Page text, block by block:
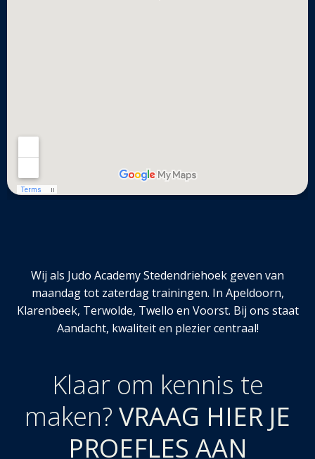
Wij als Judo Academy Stedendriehoek geven van
maandag tot zaterdag trainingen. In Apeldoorn,
Klarenbeek, Terwolde, Twello en Voorst. Bij ons staat
Aandacht, kwaliteit en plezier centraal!
Klaar om kennis te
maken? VRAAG HIER JE
PROEFLES AAN